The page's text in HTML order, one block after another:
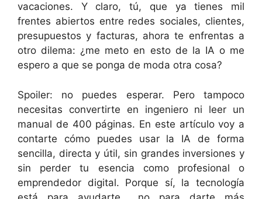
vacaciones. Y claro, tú, que ya tienes mil
frentes abiertos entre redes sociales, clientes,
presupuestos y facturas, ahora te enfrentas a
otro dilema: ¿me meto en esto de la IA o me
espero a que se ponga de moda otra cosa?
Spoiler: no puedes esperar. Pero tampoco
necesitas convertirte en ingeniero ni leer un
manual de 400 páginas. En este artículo voy a
contarte cómo puedes usar la IA de forma
sencilla, directa y útil, sin grandes inversiones y
sin perder tu esencia como profesional o
emprendedor digital. Porque sí, la tecnología